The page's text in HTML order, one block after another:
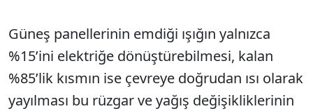
Güneş panellerinin emdiği ışığın yalnızca
%15’ini elektriğe dönüştürebilmesi, kalan
%85’lik kısmın ise çevreye doğrudan ısı olarak
yayılması bu rüzgar ve yağış değişikliklerinin